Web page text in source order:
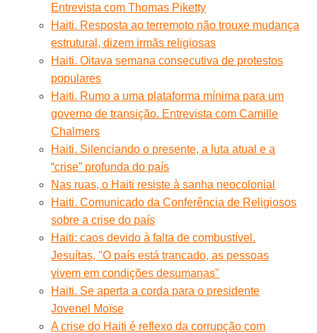
Entrevista com Thomas Piketty
Haiti. Resposta ao terremoto não trouxe mudança
estrutural, dizem irmãs religiosas
Haiti. Oitava semana consecutiva de protestos
populares
Haiti. Rumo a uma plataforma mínima para um
governo de transição. Entrevista com Camille
Chalmers
Haiti. Silenciando o presente, a luta atual e a
“crise” profunda do país
Nas ruas, o Haiti resiste à sanha neocolonial
Haiti. Comunicado da Conferência de Religiosos
sobre a crise do país
Haiti: caos devido à falta de combustível.
Jesuítas, "O país está trancado, as pessoas
vivem em condições desumanas"
Haiti. Se aperta a corda para o presidente
Jovenel Moïse
A crise do Haiti é reflexo da corrupção com